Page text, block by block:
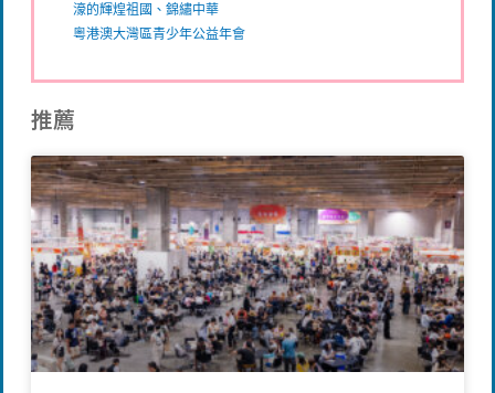
濠的輝煌祖國、錦繡中華
粵港澳大灣區青少年公益年會
推薦